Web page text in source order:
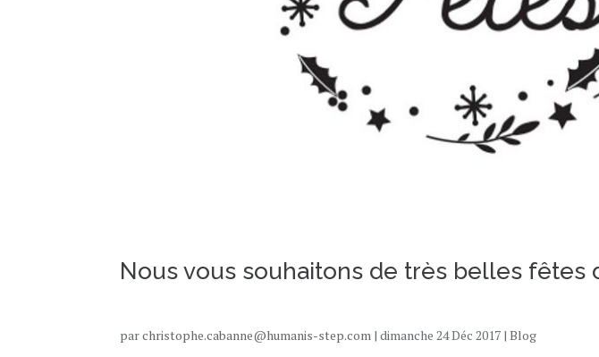
Nous vous souhaitons de très belles fêtes
parchristophe.cabanne@humanis-step.com |dimanche 24 Déc 2017 |Blog